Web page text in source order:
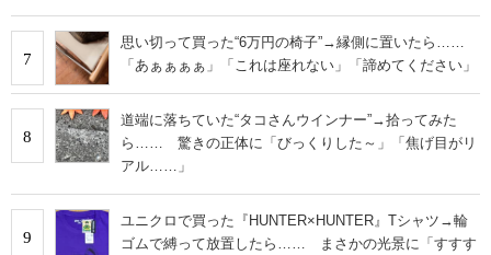
7
思い切って買った“6万円の椅子”→縁側に置いたら……
「あぁぁぁぁ」「これは座れない」「諦めてください」
8
道端に落ちていた“タコさんウインナー”→拾ってみた
ら…… 驚きの正体に「びっくりした～」「焦げ目がリ
アル……」
9
ユニクロで買った『HUNTER×HUNTER』Tシャツ→輪
ゴムで縛って放置したら…… まさかの光景に「すすす